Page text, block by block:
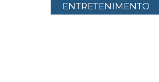
ENTRETENIMENTO